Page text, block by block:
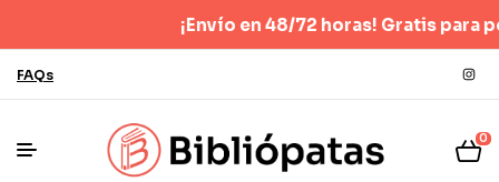
¡Envío en 48/72 horas! Gratis para
FAQs
0